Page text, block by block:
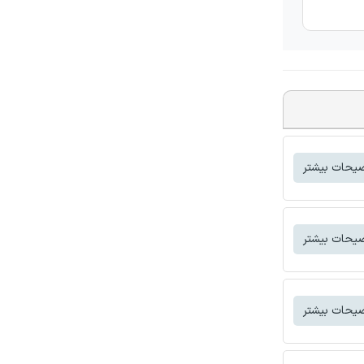
بیشتر
بیشتر
بیشتر